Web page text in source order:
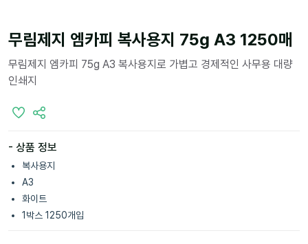
무림제지 엠카피 복사용지 75g A3 1250매
무림제지 엠카피 75g A3 복사용지로 가볍고 경제적인 사무용 대량
인쇄지
- 상품 정보
복사용지
A3
화이트
1박스 1250개입